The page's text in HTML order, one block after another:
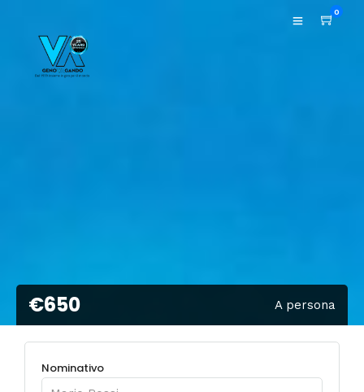
0
€650 A persona
Nominativo